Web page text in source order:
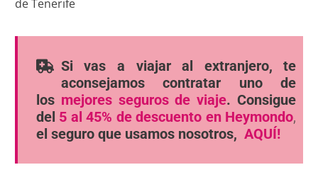
de Tenerife
Si vas a viajar al extranjero, te
aconsejamos contratar uno de
los mejores seguros de viaje. Consigue
del 5 al 45% de descuento en Heymondo,
el seguro que usamos nosotros, AQUÍ!